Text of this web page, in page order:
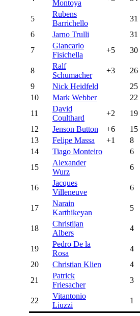
Montoya
5
Rubens
Barrichello
31
6
Jarno Trulli
31
7
Giancarlo
Fisichella
+5 30
8
Ralf
Schumacher
+3
26
9
Nick Heidfeld
25
10
Mark Webber
22
11
David
Coulthard
+2
19
12
Jenson Button +6
15
13
Felipe Massa +1
8
14
Tiago Monteiro
6
15
Alexander
Wurz
6
16
Jacques
Villeneuve
6
17
Narain
Karthikeyan
5
18
Christijan
Albers
4
19
Pedro De la
Rosa
4
20
Christian Klien
4
21
Patrick
Friesacher
3
22
Vitantonio
Liuzzi
1